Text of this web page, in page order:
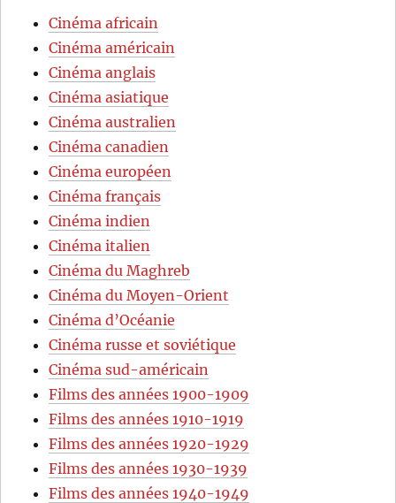
Cinéma africain
Cinéma américain
Cinéma anglais
Cinéma asiatique
Cinéma australien
Cinéma canadien
Cinéma européen
Cinéma français
Cinéma indien
Cinéma italien
Cinéma du Maghreb
Cinéma du Moyen-Orient
Cinéma d’Océanie
Cinéma russe et soviétique
Cinéma sud-américain
Films des années 1900-1909
Films des années 1910-1919
Films des années 1920-1929
Films des années 1930-1939
Films des années 1940-1949